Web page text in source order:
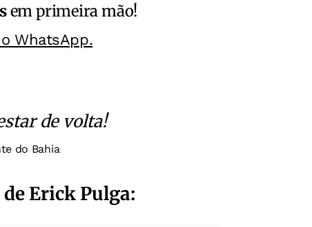
em primeira mão!
WhatsApp.
de volta!
do Bahia
Erick Pulga: